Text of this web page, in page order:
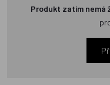
Produkt zatím nemá